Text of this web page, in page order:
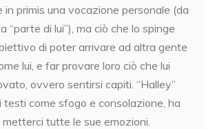
in primis una vocazione personale (da
“parte di lui”), ma ciò che lo spinge
di poter arrivare ad altra gente
lui, e far provare loro ciò che lui
ovvero sentirsi capiti. “Halley”
testi come sfogo e consolazione, ha
tutte le sue emozioni.